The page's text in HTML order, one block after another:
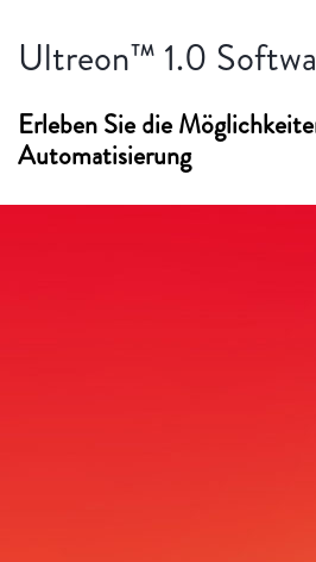
Ultreon™ 1.0
Erleben Sie die
Automatisierung